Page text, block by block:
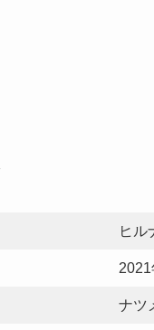
ヒル
2021
ナツ